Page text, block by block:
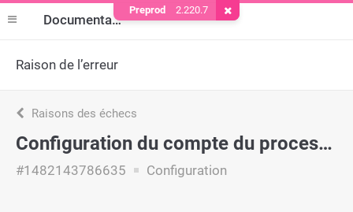
Documentation
Raison de l’erreur
Raisons des échecs
Configuration du compte du processeur
#1482143786635 Configuration
Preprod 2.220.7 Supprimer le cookie